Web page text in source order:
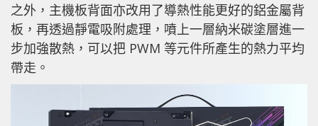
之外，主機板背面亦改用了導熱性能更好的鋁金屬背
板，再透過靜電吸附處理，噴上一層納米碳塗層進一
步加強散熱，可以把 PWM 等元件所產生的熱力平均
帶走。